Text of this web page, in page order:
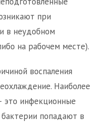
при
в неудобном
на рабочем месте).
воспаления
Наиболее
это инфекционные
попадают в